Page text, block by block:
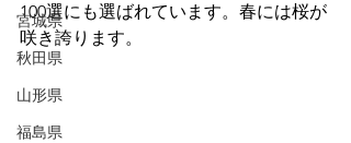
宮城県
秋田県
山形県
福島県
100選にも選ばれています。春には桜が
咲き誇ります。